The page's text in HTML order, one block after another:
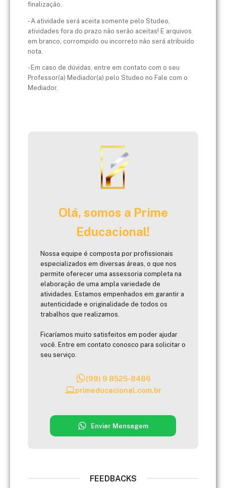
finalização.
- A atividade será aceita somente pelo Studeo,
atividades fora do prazo não serão aceitas! E arquivos
em branco, corrompido ou incorreto não será atribuído
nota.
- Em caso de dúvidas, entre em contato com o seu
Professor(a) Mediador(a) pelo Studeo no Fale com o
Mediador.
Olá, somos a Prime
Educacional!
Nossa equipe é composta por profissionais
especializados em diversas áreas, o que nos
permite oferecer uma assessoria completa na
elaboração de uma ampla variedade de
atividades. Estamos empenhados em garantir a
autenticidade e originalidade de todos os
trabalhos que realizamos.
Ficaríamos muito satisfeitos em poder ajudar
você. Entre em contato conosco para solicitar o
seu serviço.
(99) 9 8525-8486
primeducacional.com.br
Enviar Mensagem
FEEDBACKS